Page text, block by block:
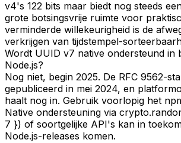
v4's 122 bits maar biedt nog steeds
grote botsingsvrije ruimte voor
verminderde willekeurigheid is de
verkrijgen van tijdstempel-
Wordt UUID v7 native ondersteund in
Node.js?
Nog niet, begin 2025. De RFC 9562-
gepubliceerd in mei 2024, en
haalt nog in. Gebruik voorlopig het
Native ondersteuning via
7 }) of soortgelijke API's kan in
Node.js-releases komen.